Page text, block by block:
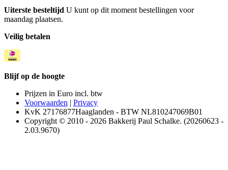
Uiterste besteltijd U kunt op dit moment bestellingen voor
maandag plaatsen.
Veilig betalen
Blijf op de hoogte
Prijzen in Euro incl. btw
Voorwaarden | Privacy
KvK 27176877Haaglanden - BTW NL810247069B01
Copyright © 2010 - 2026 Bakkerij Paul Schalke. (20260623 -
2.03.9670)